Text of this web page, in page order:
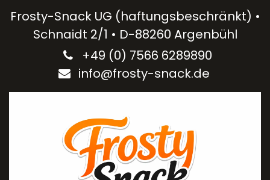
Frosty-Snack UG (haftungsbeschränkt) •
Schnaidt 2/1 • D-88260 Argenbühl
+49 (0) 7566 6289890​
info@frosty-snack.de